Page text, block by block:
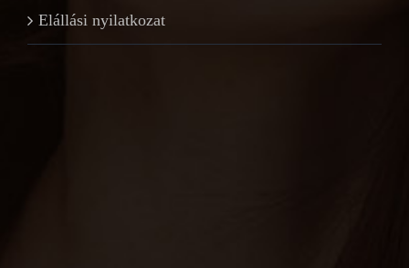
Elállási nyilatkozat